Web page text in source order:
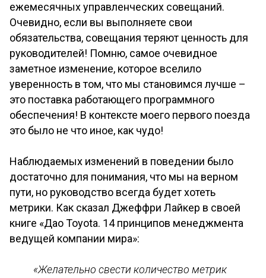
ежемесячных управленческих совещаний.
Очевидно, если вы выполняете свои
обязательства, совещания теряют ценность для
руководителей! Помню, самое очевидное
заметное изменение, которое вселило
уверенность в том, что мы становимся лучше –
это поставка работающего программного
обеспечения! В контексте моего первого поезда
это было не что иное, как чудо!
Наблюдаемых изменений в поведении было
достаточно для понимания, что мы на верном
пути, но руководство всегда будет хотеть
метрики. Как сказал Джеффри Лайкер в своей
книге «Дао Toyota. 14 принципов менеджмента
ведущей компании мира»:
«Желательно свести количество метрик